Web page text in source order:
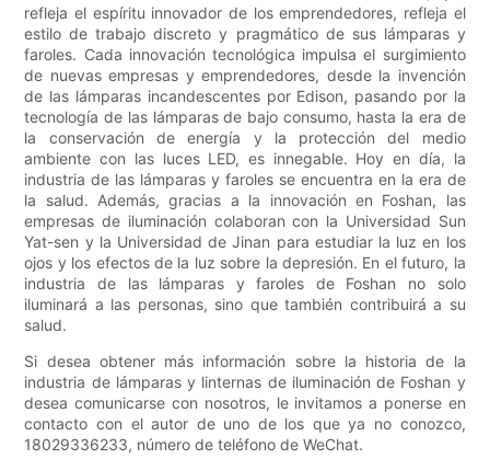
refleja el espíritu innovador de los emprendedores, refleja el
estilo de trabajo discreto y pragmático de sus lámparas y
faroles. Cada innovación tecnológica impulsa el surgimiento
de nuevas empresas y emprendedores, desde la invención
de las lámparas incandescentes por Edison, pasando por la
tecnología de las lámparas de bajo consumo, hasta la era de
la conservación de energía y la protección del medio
ambiente con las luces LED, es innegable. Hoy en día, la
industria de las lámparas y faroles se encuentra en la era de
la salud. Además, gracias a la innovación en Foshan, las
empresas de iluminación colaboran con la Universidad Sun
Yat-sen y la Universidad de Jinan para estudiar la luz en los
ojos y los efectos de la luz sobre la depresión. En el futuro, la
industria de las lámparas y faroles de Foshan no solo
iluminará a las personas, sino que también contribuirá a su
salud.
Si desea obtener más información sobre la historia de la
industria de lámparas y linternas de iluminación de Foshan y
desea comunicarse con nosotros, le invitamos a ponerse en
contacto con el autor de uno de los que ya no conozco,
18029336233, número de teléfono de WeChat.